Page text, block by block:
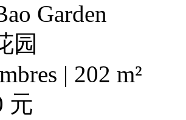
Garden
园
| 202 m²
元